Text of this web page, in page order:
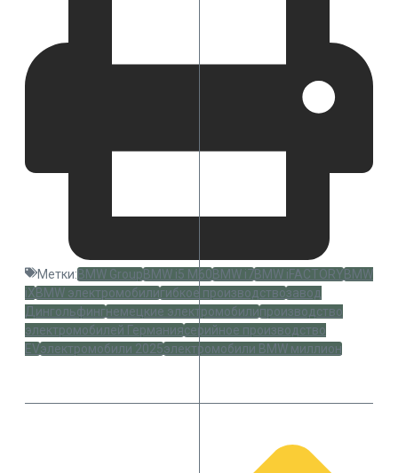
Метки:BMW GroupBMW i5 M60BMW i7BMW iFACTORYBMW
iXBMW электромобилигибкое производствозавод
Дингольфингнемецкие электромобилипроизводство
электромобилей Германиясерийное производство
EVэлектромобили 2025электромобили BMW миллион